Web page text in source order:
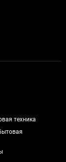
техника